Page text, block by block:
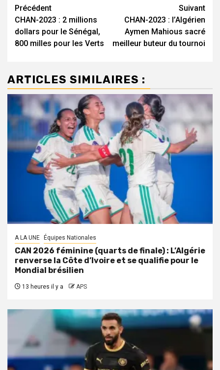
Navigation
d’article
Précédent
CHAN-2023 : 2 millions
dollars pour le Sénégal,
800 milles pour les Verts
Suivant
CHAN-2023 : l’Algérien
Aymen Mahious sacré
meilleur buteur du tournoi
ARTICLES SIMILAIRES :
A LA UNE Équipes Nationales
CAN 2026 féminine (quarts de finale) : L’Algérie
renverse la Côte d’Ivoire et se qualifie pour le
Mondial brésilien
13 heures il y a APS